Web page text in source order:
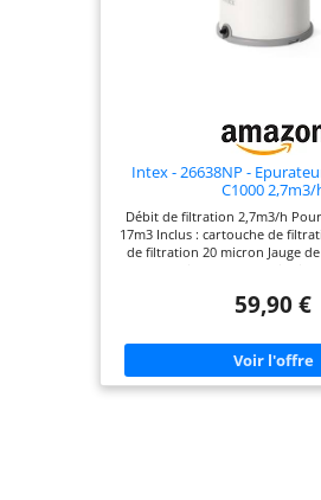
Intex - 26638NP -
C1000 2,7m3/
Débit de filtration 2,7m3/h
17m3 Inclus : cartouche de
de filtration 20 micron Jauge
rouge) Technologie Hydro
de l'eau, augmente les ions
résidus à la surface pour une
59,90 €